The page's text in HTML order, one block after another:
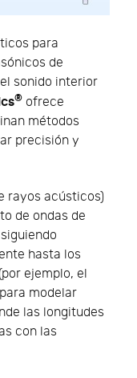
para
de
sonido interior
® ofrece
métodos
precisión y
rayos acústicos)
de ondas de
hasta los
ejemplo, el
modelar
las longitudes
con las